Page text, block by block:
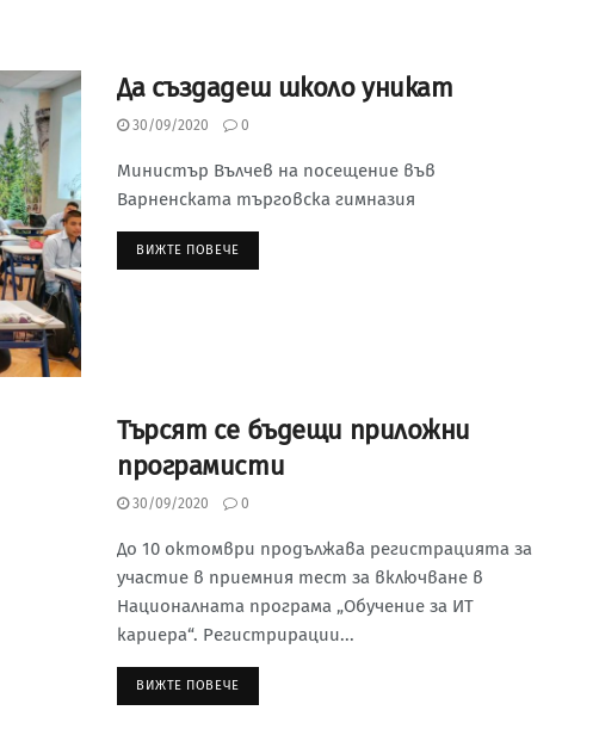
Да създадеш школo уникат
30/09/2020 0
Министър Вълчев на посещение във
Варненската търговска гимназия
ВИЖТЕ ПОВЕЧЕ
Търсят се бъдещи приложни
програмисти
30/09/2020 0
До 10 октомври продължава регистрацията за
участие в приемния тест за включване в
Националната програма „Обучение за ИТ
кариера“. Регистрирации...
ВИЖТЕ ПОВЕЧЕ